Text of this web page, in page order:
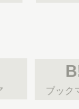
ブック